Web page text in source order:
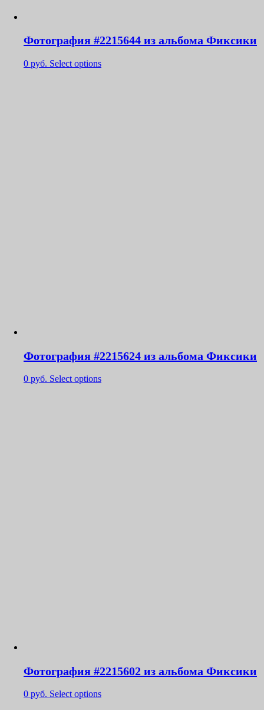
Фотография #2215644 из альбома Фиксики
0 руб. Select options
Фотография #2215624 из альбома Фиксики
0 руб. Select options
Фотография #2215602 из альбома Фиксики
0 руб. Select options